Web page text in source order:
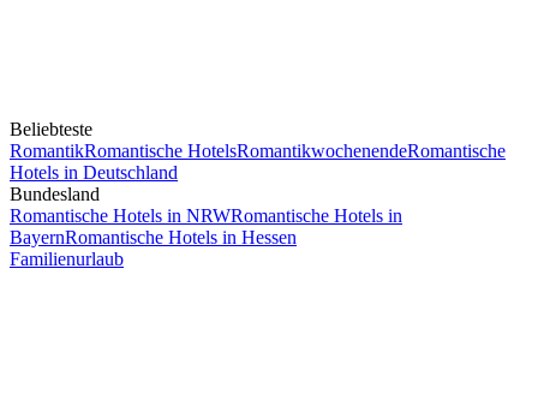
Beliebteste
RomantikRomantische HotelsRomantikwochenendeRomantische
Hotels in Deutschland
Bundesland
Romantische Hotels in NRWRomantische Hotels in
BayernRomantische Hotels in Hessen
Familienurlaub